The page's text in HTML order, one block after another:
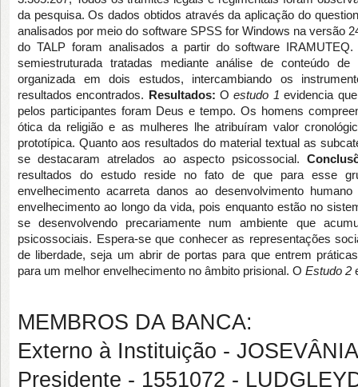
da pesquisa. Os dados obtidos através da aplicação do
analisados por meio do software SPSS for Windows na versão
do TALP foram analisados a partir do software
semiestruturada tratadas mediante análise de conteúdo
organizada em dois estudos, intercambiando os
resultados encontrados.
Resultados: Oestudo 1 evidencia
pelos participantes foram Deus e tempo. Os homens
ótica da religião e as mulheres lhe atribuíram valor
prototípica. Quanto aos resultados do material textual as
se destacaram atrelados ao aspecto psicossocial.
resultados do estudo reside no fato de que para esse
envelhecimento acarreta danos ao desenvolvimento
envelhecimento ao longo da vida, pois enquanto estão no
se desenvolvendo precariamente num ambiente que
psicossociais. Espera-se que conhecer as representações
de liberdade, seja um abrir de portas para que entrem
para um melhor envelhecimento no âmbito prisional. O Estudo 2
MEMBROS DA BANCA:
Externo à Instituição -
Presidente - 1551072 -